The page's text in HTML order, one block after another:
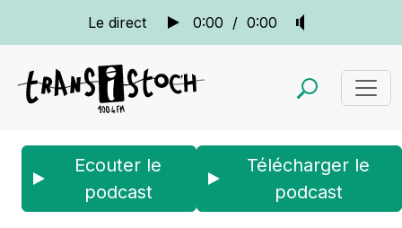
Le direct 0:00 / 0:00
Ecouter le
podcast
Télécharger le
podcast